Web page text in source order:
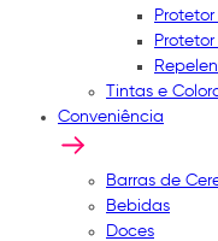
Tintas e
Conveniência
Barras de
Bebidas
Doces